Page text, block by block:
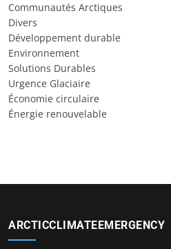
Communautés Arctiques
Divers
Développement durable
Environnement
Solutions Durables
Urgence Glaciaire
Économie circulaire
Énergie renouvelable
ARCTICCLIMATEEMERGENCY